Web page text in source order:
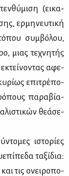
(ει­κα­
ερ­μη­νευ­τι­κή
συμ­βό­λου,
μιας τε­χνη­τής
αφε­
επι­τρέ­πο­
πα­ρα­βί­α­
θε­ά­σε­
ιστο­ρί­ες
τα­ξί­δια:
τις ονει­ρο­πο­